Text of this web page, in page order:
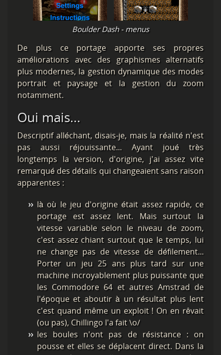
Boulder Dash - menus
De plus ce portage apporte ses propres
améliorations avec des graphismes alternatifs
plus modernes, la gestion dynamique des modes
portrait et paysage et la gestion du zoom
notamment.
Oui mais...
Descriptif alléchant, disais-je, mais la réalité n'est
pas aussi réjouissante... Ayant joué très
longtemps la version, d'origine, j'ai assez vite
remarqué des détails qui changeaient sans raison
apparentes :
là où le jeu d'origine était assez rapide, ce
portage est assez lent. Mais surtout la
vitesse variable selon le niveau de zoom,
c'est assez chiant surtout que le temps, lui
ne change pas de vitesse de défilement...
Porter un jeu 25 ans plus tard sur une
machine incroyablement plus puissante que
les Commodore 64 et autres Amstrad de
l'époque et aboutir à un résultat plus lent
c'est quand même un exploit ! On en rêvait
(ou pas), Chillingo l'a fait \o/
les boules n'ont pas de résistance : on
pousse et elles se déplacent direct. Dans la